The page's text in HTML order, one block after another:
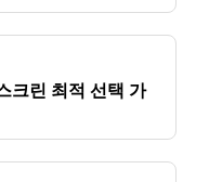
크린 최적 선택 가